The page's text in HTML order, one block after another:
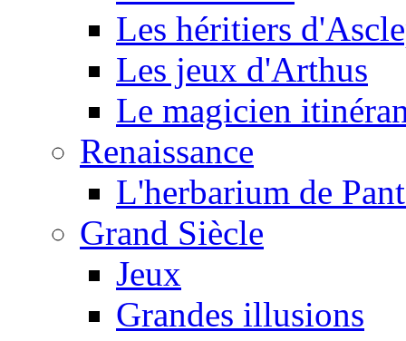
Les héritiers
Les jeux d'Arthus
Le magicien
Renaissance
L'herbarium de
Grand Siècle
Jeux
Grandes illusions